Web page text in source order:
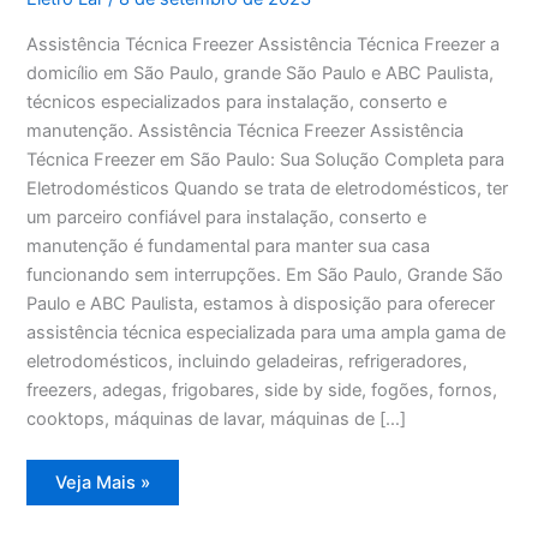
Assistência Técnica Freezer Assistência Técnica Freezer a
domicílio em São Paulo, grande São Paulo e ABC Paulista,
técnicos especializados para instalação, conserto e
manutenção. Assistência Técnica Freezer Assistência
Técnica Freezer em São Paulo: Sua Solução Completa para
Eletrodomésticos Quando se trata de eletrodomésticos, ter
um parceiro confiável para instalação, conserto e
manutenção é fundamental para manter sua casa
funcionando sem interrupções. Em São Paulo, Grande São
Paulo e ABC Paulista, estamos à disposição para oferecer
assistência técnica especializada para uma ampla gama de
eletrodomésticos, incluindo geladeiras, refrigeradores,
freezers, adegas, frigobares, side by side, fogões, fornos,
cooktops, máquinas de lavar, máquinas de […]
Assistência
Técnica
Veja Mais »